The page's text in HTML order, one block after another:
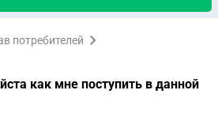
потребителей
как мне поступить в данной